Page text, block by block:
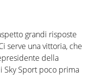
grandi risposte
serve una vittoria, che
della
Sky Sport poco prima